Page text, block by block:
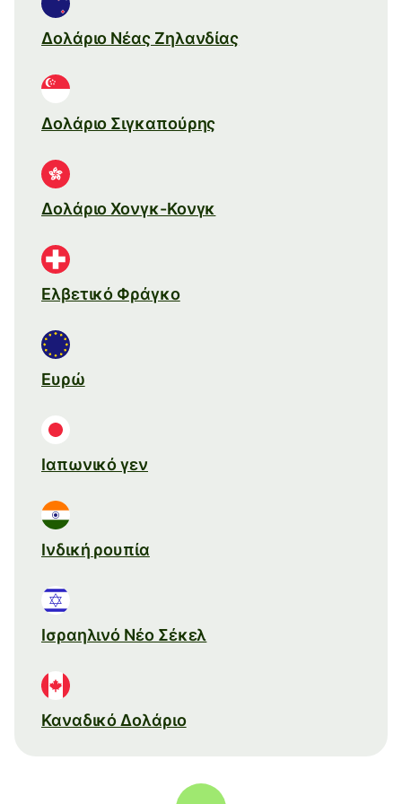
Δολάριο Νέας Ζηλανδίας
Δολάριο Σιγκαπούρης
Δολάριο Χονγκ-Κονγκ
Ελβετικό Φράγκο
Ευρώ
Ιαπωνικό γεν
Ινδική ρουπία
Ισραηλινό Νέο Σέκελ
Καναδικό Δολάριο